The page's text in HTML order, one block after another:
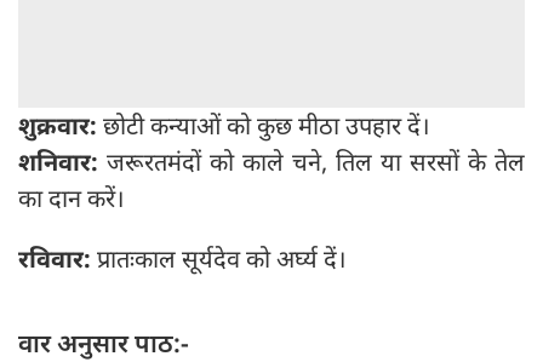
शुक्रवार: छोटी कन्याओं को कुछ मीठा उपहार दें।
शनिवार: जरूरतमंदों को काले चने, तिल या सरसों के तेल
का दान करें।
रविवार: प्रातःकाल सूर्यदेव को अर्घ्य दें।
वार अनुसार पाठ:-